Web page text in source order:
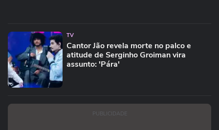
TV
Cantor Jão revela morte no palco e
atitude de Serginho Groiman vira
assunto: 'Pára'
PUBLICIDADE